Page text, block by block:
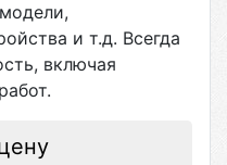
и т.д. Всегда
включая